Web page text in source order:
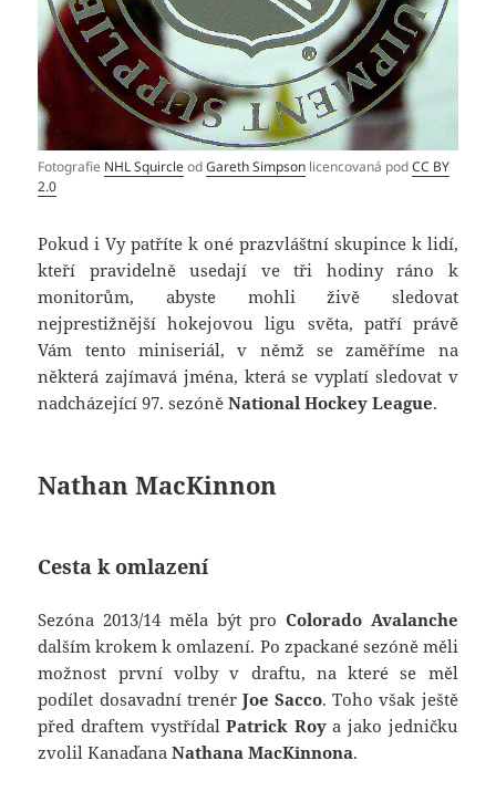
Fotografie NHL SquircleodGareth Simpson licencovaná podCC BY
2.0
Pokud i Vy patříte k oné prazvláštní skupince k lidí,
kteří pravidelně usedají ve tři hodiny ráno k
monitorům, abyste mohli živě sledovat
nejprestižnější hokejovou ligu světa, patří právě
Vám tento miniseriál, v němž se zaměříme na
některá zajímavá jména, která se vyplatí sledovat v
nadcházející 97. sezóněNational Hockey League.
Nathan MacKinnon
Cesta k omlazení
Sezóna 2013/14 měla být pro Colorado Avalanche
dalším krokem k omlazení. Po zpackané sezóně měli
možnost první volby v draftu, na které se měl
podílet dosavadní trenér Joe Sacco. Toho však ještě
před draftem vystřídalPatrick Roya jako jedničku
zvolil KanaďanaNathana MacKinnona.